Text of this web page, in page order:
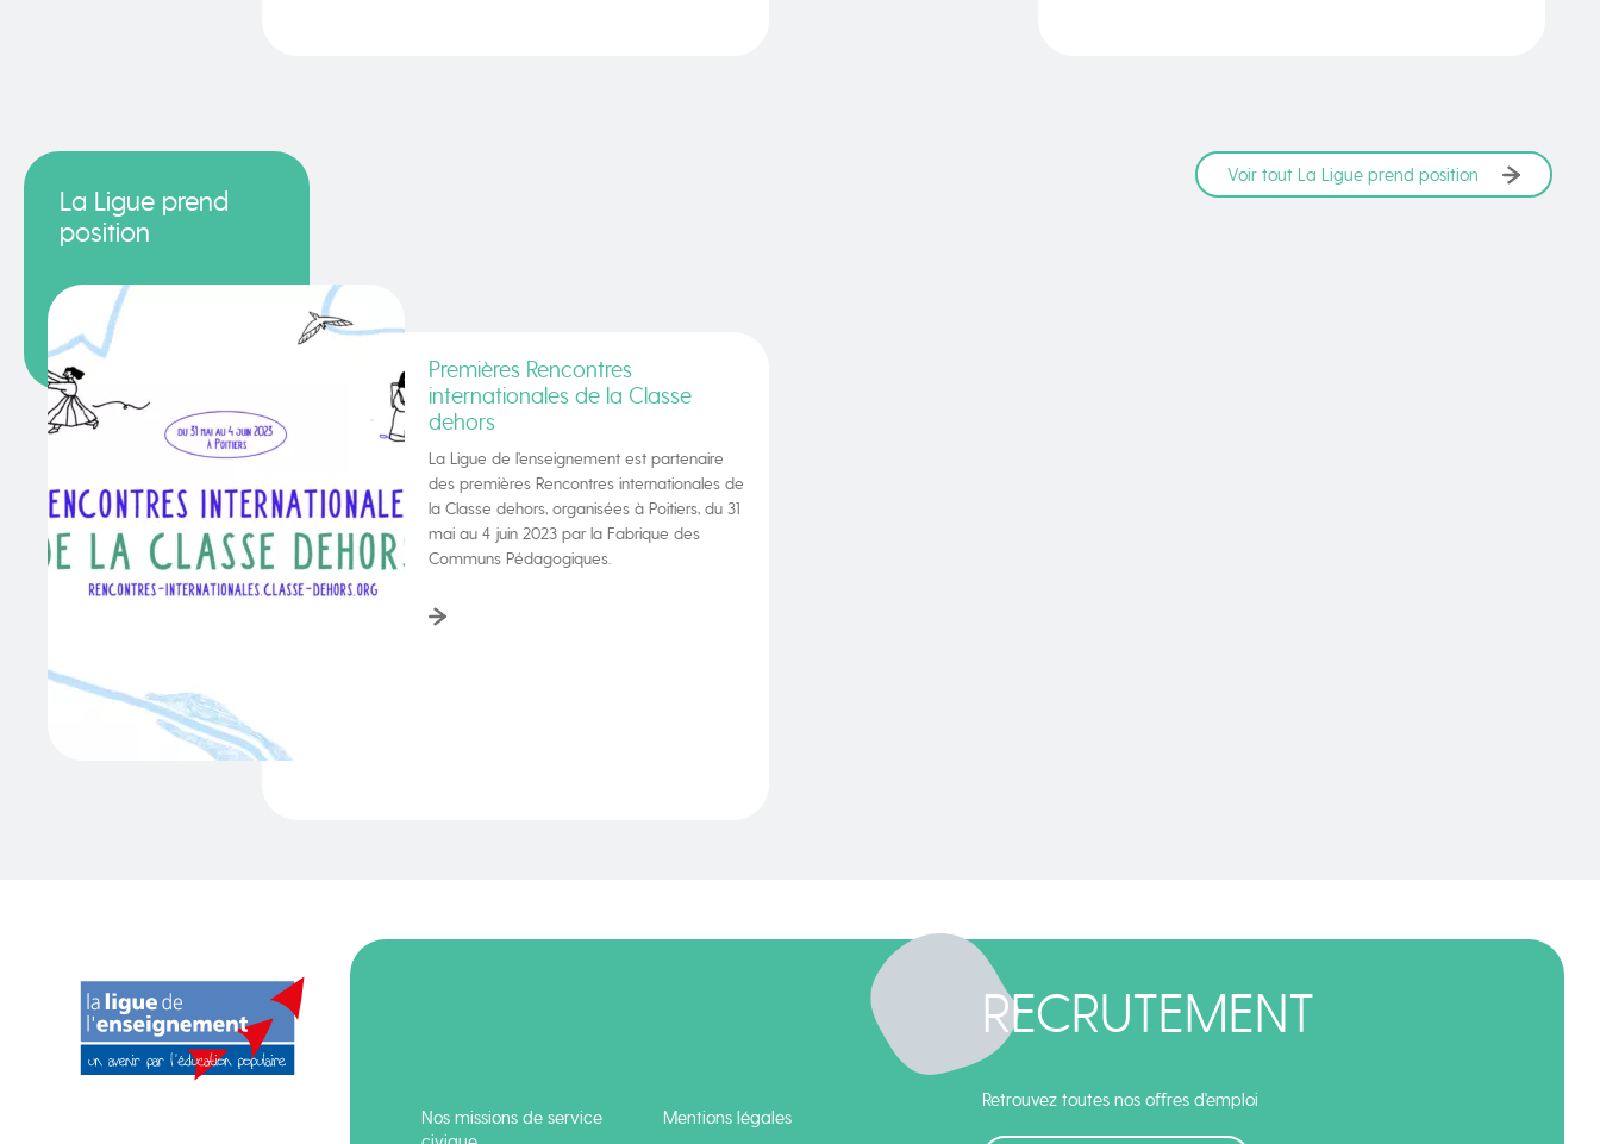
Voir tout La Ligue prend position
La Ligue prend
position
Premières Rencontres
internationales de la Classe
dehors
La Ligue de l’enseignement est partenaire
des premières Rencontres internationales de
la Classe dehors, organisées à Poitiers, du 31
mai au 4 juin 2023 par la Fabrique des
Communs Pédagogiques.
Nos missions de service
Mentions légales
RECRUTEMENT
Retrouvez toutes nos offres d'emploi